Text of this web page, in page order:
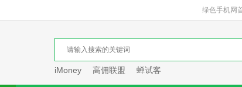
绿色手机网
iMoney 高佣联盟 蝉试客